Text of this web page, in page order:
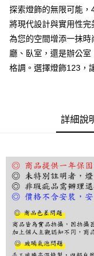
Google Pay
全盈+PAY
AFTEE先享後付
相關說明
１．簡單：不需註冊會
２．便利：只要手機號
３．安心：先確認商品／
【「AFTEE先享後付」
１．於結帳方式選擇「
結帳頁面，進行簡訊認證
２．訂單成立數日內，您
３．收到繳費通知簡訊後
ATM／網路銀行／等多元
※ 請注意：結帳手續完成
購買商品的店家。未經商
後付繳納相關費用。
※ 交易是否成功請以「
探索燈飾的無限可能
將現代設計與實用性
為您的空間增添一抹
廳、臥室，還是辦公
格調。選擇燈飾123，
詳細說